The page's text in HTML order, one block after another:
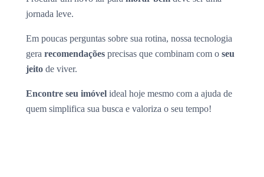
jornada leve.
Em poucas perguntas sobre sua rotina, nossa tecnologia
gera recomendações precisas que combinam com o seu
jeito de viver.
Encontre seu imóvel ideal hoje mesmo com a ajuda de
quem simplifica sua busca e valoriza o seu tempo!